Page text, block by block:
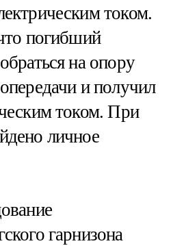
током​​​.
погибший
на опору
и получил
током. При
личное
гарнизона